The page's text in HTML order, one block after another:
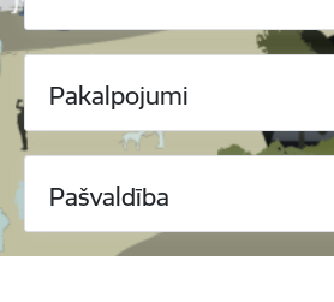
Pakalpojumi
Pašvaldība